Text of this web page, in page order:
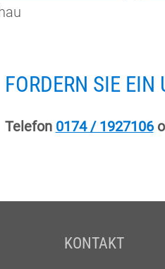
FORDERN SIE
Telefon 0174 / 1927106
KONTAKT